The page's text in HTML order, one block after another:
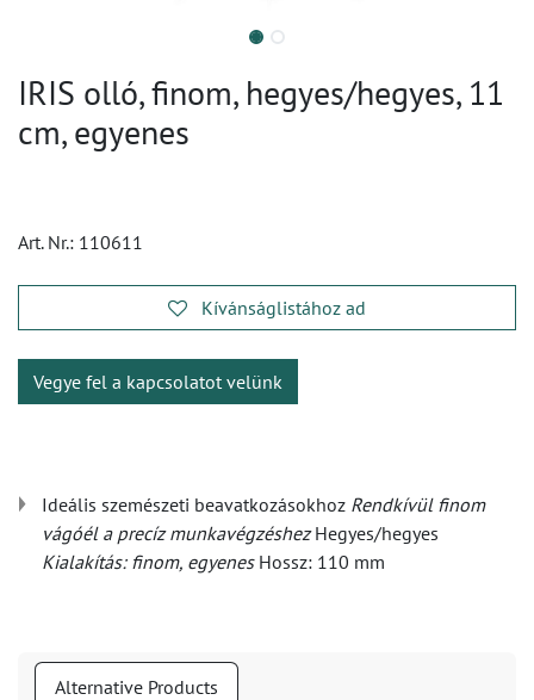
IRIS olló, finom, hegyes/hegyes, 11
cm, egyenes
Art. Nr.: 110611
Kívánságlistához ad
Vegye fel a kapcsolatot velünk
Ideális szemészeti beavatkozásokhoz Rendkívül finom
vágóél a precíz munkavégzéshezHegyes/hegyes
Kialakítás: finom, egyenesHossz: 110 mm
Alternative Products